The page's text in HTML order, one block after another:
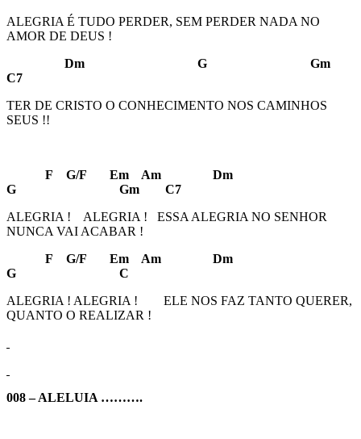
ALEGRIA É TUDO PERDER, SEM PERDER NADA NO
AMOR DE DEUS !
Dm G Gm
C7
TER DE CRISTO O CONHECIMENTO NOS CAMINHOS
SEUS !!
F G/F Em Am Dm
G Gm C7
ALEGRIA ! ALEGRIA ! ESSA ALEGRIA NO SENHOR
NUNCA VAI ACABAR !
F G/F Em Am Dm
G C
ALEGRIA ! ALEGRIA ! ELE NOS FAZ TANTO QUERER,
QUANTO O REALIZAR !
008 – ALELUIA ……….